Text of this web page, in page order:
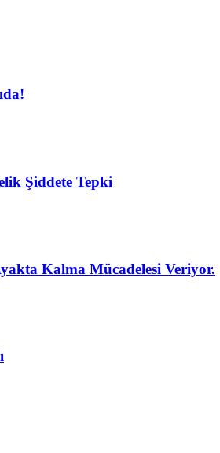
Şiddete Tepki
Kalma Mücadelesi Veriyor.